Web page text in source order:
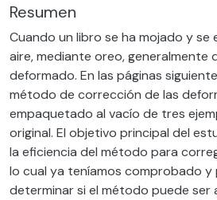
Resumen
Cuando un libro se ha mojado y se
aire, mediante oreo, generalmente
deformado. En las páginas
método de corrección de las
empaquetado al vacío de tres
original. El objetivo principal del
la eficiencia del método para
lo cual ya teníamos comprobado y
determinar si el método puede ser